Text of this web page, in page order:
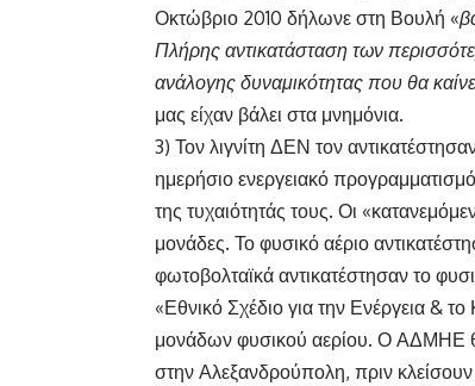
Οκτώβριο 2010 δήλωνε στη Βουλή «
Πλήρης αντικατάσταση των
ανάλογης δυναμικότητας που θα
μας είχαν βάλει στα μνημόνια.
3) Τον λιγνίτη ΔΕΝ τον
ημερήσιο ενεργειακό
της τυχαιότητάς τους. Οι
μονάδες. Το φυσικό αέριο
φωτοβολταϊκά αντικατέστησαν το
«Εθνικό Σχέδιο για την Ενέργεια &
μονάδων φυσικού αερίου. Ο ΑΔΜΗΕ
στην Αλεξανδρούπολη, πριν